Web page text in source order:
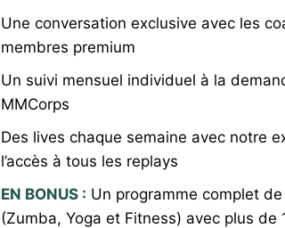
Une conversation exclusive avec les
membres premium
Un suivi mensuel individuel à la
MMCorps
Des lives chaque semaine avec notre
l’accès à tous les replays
EN BONUS : Un programme complet
(Zumba, Yoga et Fitness) avec plus de